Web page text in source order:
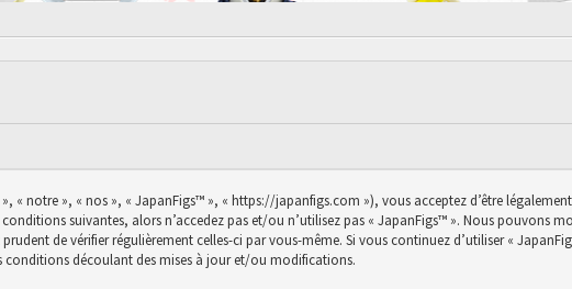
« notre », « nos », « JapanFigs™ », « https://japanfigs.com »), vous acceptez d’être
suivantes, alors n’accedez pas et/ou n’utilisez pas « JapanFigs™ ». Nous pouvons
de vérifier régulièrement celles-ci par vous-même. Si vous continuez d’utiliser «
conditions découlant des mises à jour et/ou modifications.